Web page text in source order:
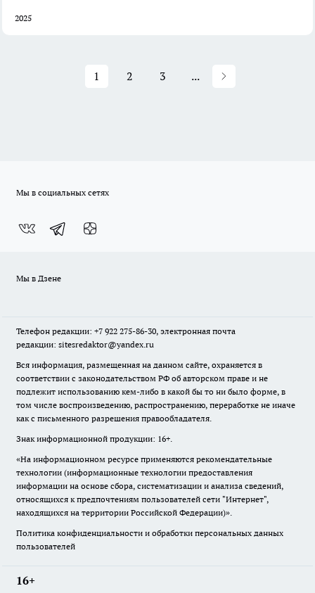
2025
1 2 3 ...
Мы в социальных сетях
Мы в Дзене
Телефон редакции: +7 922 275-86-30, электронная почта
редакции: sitesredaktor@yandex.ru
Вся информация, размещенная на данном сайте, охраняется в
соответствии с законодательством РФ об авторском праве и не
подлежит использованию кем-либо в какой бы то ни было форме, в
том числе воспроизведению, распространению, переработке не иначе
как с письменного разрешения правообладателя.
Знак информационной продукции: 16+.
«На информационном ресурсе применяются рекомендательные
технологии (информационные технологии предоставления
информации на основе сбора, систематизации и анализа сведений,
относящихся к предпочтениям пользователей сети "Интернет",
находящихся на территории Российской Федерации)».
Политика конфиденциальности и обработки персональных данных
пользователей
16+